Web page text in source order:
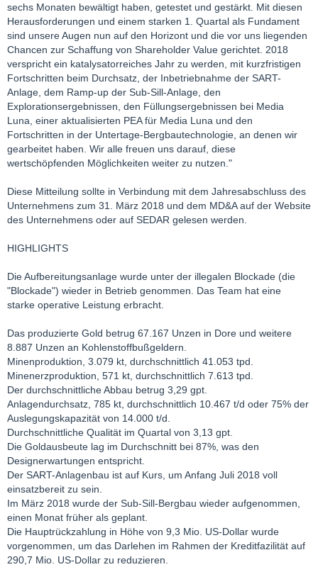
sechs Monaten bewältigt haben, getestet und gestärkt. Mit diesen
Herausforderungen und einem starken 1. Quartal als Fundament
sind unsere Augen nun auf den Horizont und die vor uns liegenden
Chancen zur Schaffung von Shareholder Value gerichtet. 2018
verspricht ein katalysatorreiches Jahr zu werden, mit kurzfristigen
Fortschritten beim Durchsatz, der Inbetriebnahme der SART-
Anlage, dem Ramp-up der Sub-Sill-Anlage, den
Explorationsergebnissen, den Füllungsergebnissen bei Media
Luna, einer aktualisierten PEA für Media Luna und den
Fortschritten in der Untertage-Bergbautechnologie, an denen wir
gearbeitet haben. Wir alle freuen uns darauf, diese
wertschöpfenden Möglichkeiten weiter zu nutzen."
Diese Mitteilung sollte in Verbindung mit dem Jahresabschluss des
Unternehmens zum 31. März 2018 und dem MD&A auf der Website
des Unternehmens oder auf SEDAR gelesen werden.
HIGHLIGHTS
Die Aufbereitungsanlage wurde unter der illegalen Blockade (die
"Blockade") wieder in Betrieb genommen. Das Team hat eine
starke operative Leistung erbracht.
Das produzierte Gold betrug 67.167 Unzen in Dore und weitere
8.887 Unzen an Kohlenstoffbußgeldern.
Minenproduktion, 3.079 kt, durchschnittlich 41.053 tpd.
Minenerzproduktion, 571 kt, durchschnittlich 7.613 tpd.
Der durchschnittliche Abbau betrug 3,29 gpt.
Anlagendurchsatz, 785 kt, durchschnittlich 10.467 t/d oder 75% der
Auslegungskapazität von 14.000 t/d.
Durchschnittliche Qualität im Quartal von 3,13 gpt.
Die Goldausbeute lag im Durchschnitt bei 87%, was den
Designerwartungen entspricht.
Der SART-Anlagenbau ist auf Kurs, um Anfang Juli 2018 voll
einsatzbereit zu sein.
Im März 2018 wurde der Sub-Sill-Bergbau wieder aufgenommen,
einen Monat früher als geplant.
Die Hauptrückzahlung in Höhe von 9,3 Mio. US-Dollar wurde
vorgenommen, um das Darlehen im Rahmen der Kreditfazilität auf
290,7 Mio. US-Dollar zu reduzieren.